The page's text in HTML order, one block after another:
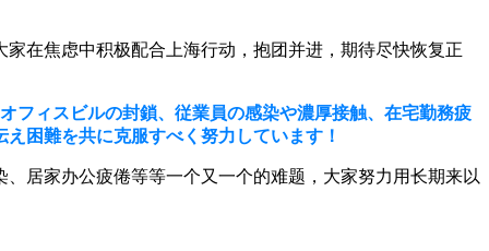
在焦虑中积极配合上海行动，抱团并进，期待尽快恢复正
フィスビルの封鎖、従業員の感染や濃厚接触、在宅勤務疲
困難を共に克服すべく努力しています！
居家办公疲倦等等一个又一个的难题，大家努力用长期来以